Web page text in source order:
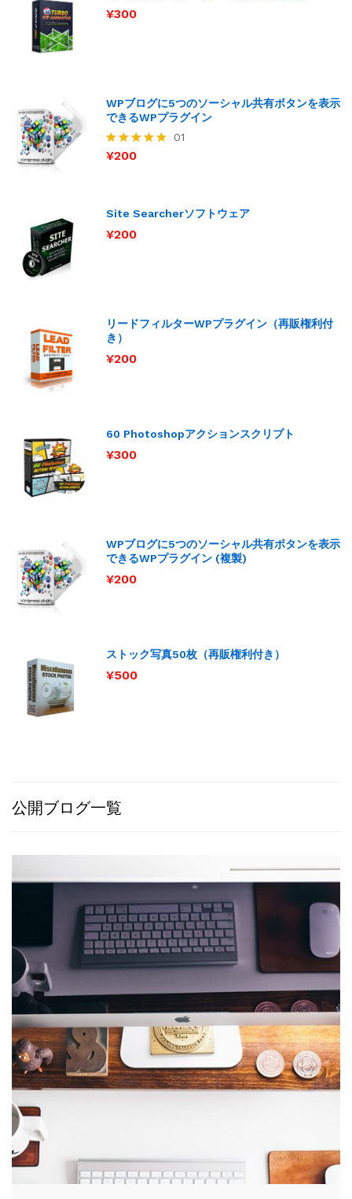
¥300
WPブログに5つのソーシャル共有ボタンを表示
できるWPプラグイン
5段階で
01
¥200
Site Searcherソフトウェア
¥200
リードフィルターWPプラグイン（再販権利付
き）
¥200
60 Photoshopアクションスクリプト
¥300
WPブログに5つのソーシャル共有ボタンを表示
できるWPプラグイン (複製)
¥200
ストック写真50枚（再販権利付き）
¥500
公開ブログ一覧